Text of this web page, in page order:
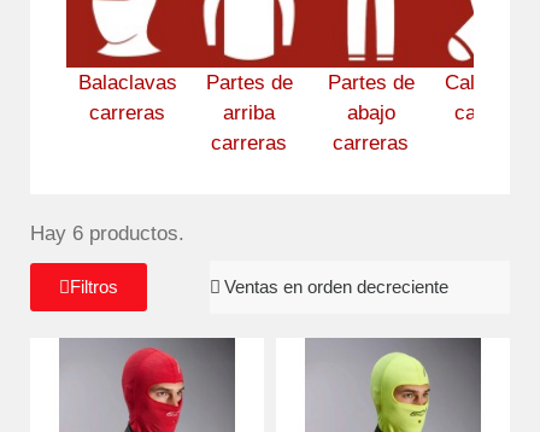
Balaclavas
carreras
Partes de
arriba
carreras
Partes de
abajo
carreras
Calcetines
carreras
Hay 6 productos.
Filtros